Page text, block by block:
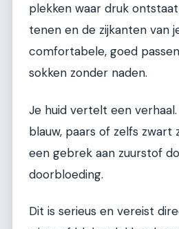
plekken waar druk
tenen en de zijkanten van
comfortabele, goed
sokken zonder naden.
Je huid vertelt een
blauw, paars of zelfs zwart
een gebrek aan zuurstof
doorbloeding.
Dit is serieus en vereist